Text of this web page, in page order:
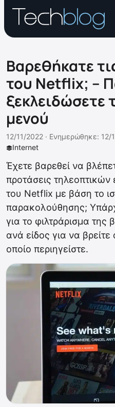
Βαρεθήκατε
του Netflix; –
ξεκλειδώσετε
μενού
Internet
12/11/2022 · Ενημερώθηκε: 12/
Έχετε βαρεθεί να
προτάσεις
του Netflix με βάση το
παρακολούθησης;
για το φιλτράρισμα της
ανά είδος για να
οποίο περιηγείστε.